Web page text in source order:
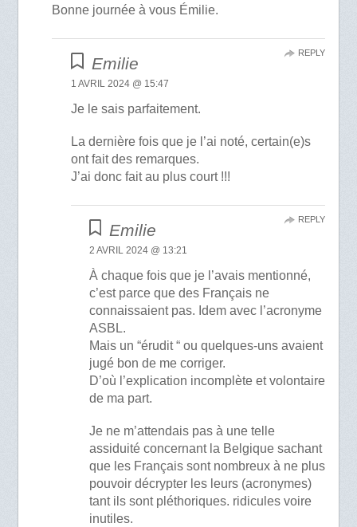
Bonne journée à vous Émilie.
Emilie
1 AVRIL 2024 @ 15:47
Je le sais parfaitement.
La dernière fois que je l’ai noté, certain(e)s
ont fait des remarques.
J’ai donc fait au plus court !!!
REPLY
Emilie
2 AVRIL 2024 @ 13:21
À chaque fois que je l’avais mentionné,
c’est parce que des Français ne
connaissaient pas. Idem avec l’acronyme
ASBL.
Mais un “érudit “ ou quelques-uns avaient
jugé bon de me corriger.
D’où l’explication incomplète et volontaire
de ma part.
Je ne m’attendais pas à une telle
assiduité concernant la Belgique sachant
que les Français sont nombreux à ne plus
pouvoir décrypter les leurs (acronymes)
tant ils sont pléthoriques. ridicules voire
inutiles.
REPLY